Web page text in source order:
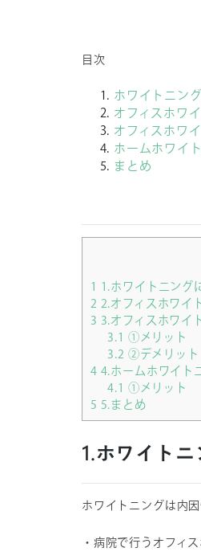
目次
ホワイトニン
オフィスホワ
オフィスホワ
ホームホワイ
まとめ
1 1.ホワイトニング
2 2.オフィスホワイ
3 3.オフィスホワイ
3.1 ①メリット
3.2 ②デメリット
4 4.ホームホワイト
4.1 ①メリット
5 5.まとめ
1.ホワイト
ホワイトニングは内
・病院で行うオフィ